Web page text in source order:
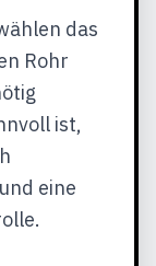
das
Rohr
ist,
eine